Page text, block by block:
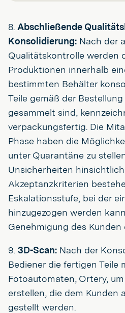
8. Abschließende
Konsolidierung: Nach der
Qualitätskontrolle werden
Produktionen innerhalb
bestimmten Behälter
Teile gemäß der
gesammelt sind,
verpackungsfertig. Die
Phase haben die
unter Quarantäne zu
Unsicherheiten
Akzeptanzkriterien
Eskalationsstufe, bei der
hinzugezogen werden
Genehmigung des
9. 3D-Scan: Nach der
Bediener die fertigen Teile
Fotoautomaten, Ortery,
erstellen, die dem Kunden
gestellt werden.